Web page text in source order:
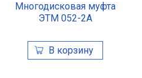
Многодисковая муфта
ЭТМ 052-2А